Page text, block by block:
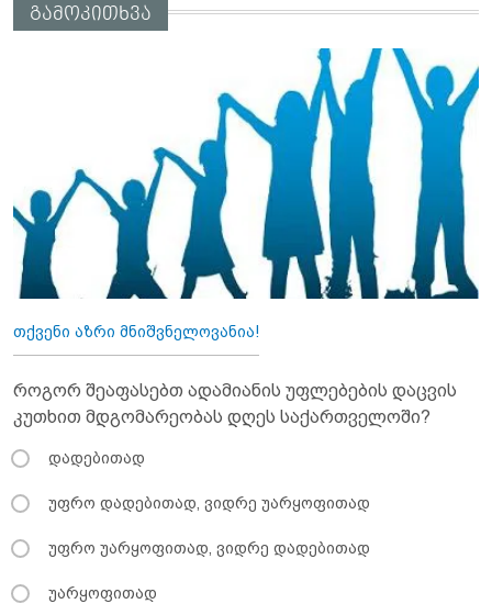
გამოკითხვა
თქვენი აზრი მნიშვნელოვანია!
როგორ შეაფასებთ ადამიანის უფლებების დაცვის
კუთხით მდგომარეობას დღეს საქართველოში?
დადებითად
უფრო დადებითად, ვიდრე უარყოფითად
უფრო უარყოფითად, ვიდრე დადებითად
უარყოფითად